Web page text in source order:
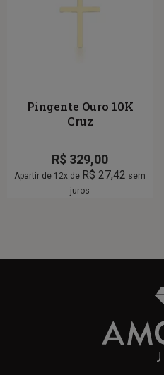
Pingente Ouro 10K
Cruz
R$ 329,00
Apartir de 12x de R$ 27,42 sem
juros